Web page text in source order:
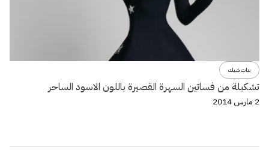
بنات شيك
تشكيلة من فساتين السهرة القصيرة باللون الاسود الساحر
2 مارس 2014